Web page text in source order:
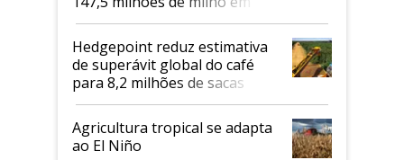
2026/27
Hedgepoint reduz estimativa
de superávit global do café
para 8,2 milhões de sacas
Agricultura tropical se adapta
ao El Niño